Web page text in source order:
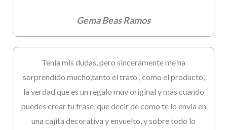
Gema Beas Ramos
Tenia mis dudas, pero sinceramente me ha
sorprendido mucho,tanto el trato , como el producto,
la verdad que es un regalo muy original y mas cuando
puedes crear tu frase, que decir de como te lo envia en
una cajita decorativa y envuelto, y sobre todo lo